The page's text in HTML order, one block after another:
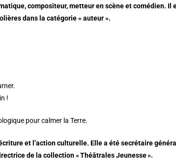
compositeur, metteur en scène et comédien.
dans la catégorie « auteur ».
!
pour calmer la Terre.
et l’action culturelle. Elle a été secrétaire
de la collection « Théâtrales Jeunesse ».